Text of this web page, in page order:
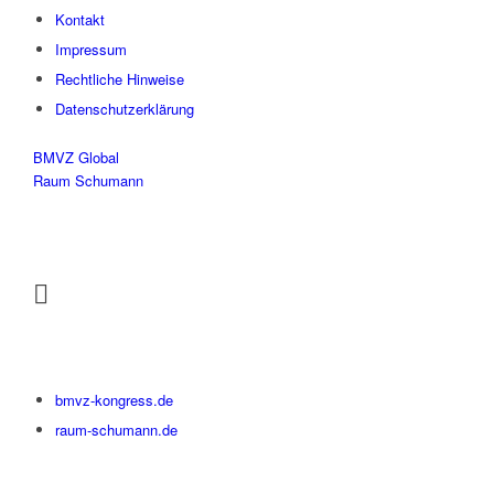
Kontakt
Impressum
Rechtliche Hinweise
Datenschutzerklärung
BMVZ Global
Raum Schumann
bmvz-kongress.de
raum-schumann.de